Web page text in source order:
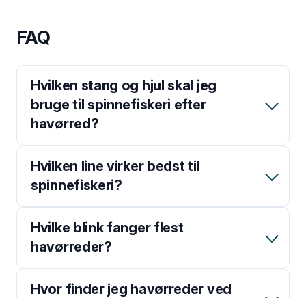
FAQ
Hvilken stang og hjul skal jeg
bruge til spinnefiskeri efter
havørred?
Hvilken line virker bedst til
spinnefiskeri?
Hvilke blink fanger flest
havørreder?
Hvor finder jeg havørreder ved